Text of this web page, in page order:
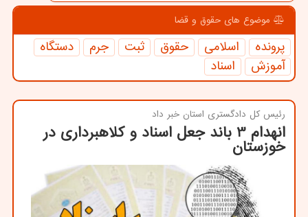
موضوع های حقوق و قضا
پرونده اسلامی حقوق ثبت جرم
دستگاه
آموزش
اسناد
رئیس كل دادگستری استان خبر داد
انهدام 3 باند جعل اسناد و كلاهبرداری در
خوزستان